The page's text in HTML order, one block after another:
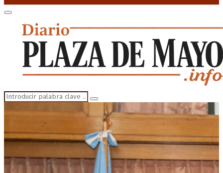
Primary
Menu
Search
for:
Search